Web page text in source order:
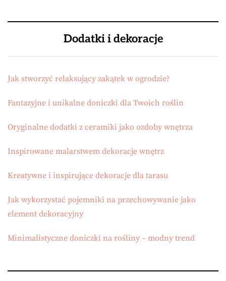
Dodatki i dekoracje
Jak stworzyć relaksujący zakątek w ogrodzie?
Fantazyjne i unikalne doniczki dla Twoich roślin
Oryginalne dodatki z ceramiki jako ozdoby wnętrza
Inspirowane malarstwem dekoracje wnętrz
Kreatywne i inspirujące dekoracje dla tarasu
Jak wykorzystać pojemniki na przechowywanie jako
element dekoracyjny
Minimalistyczne doniczki na rośliny – modny trend